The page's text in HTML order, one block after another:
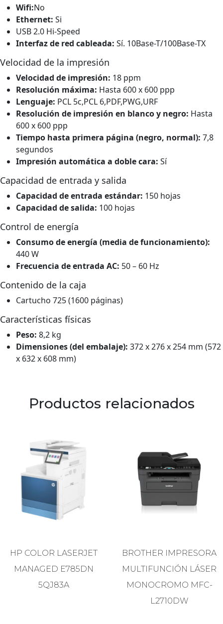
Wifi:No
Ethernet: Si
USB 2.0 Hi-Speed
Interfaz de red cableada: Sí. 10Base-T/100Base-TX
Velocidad de la impresión
Velocidad de impresión: 18 ppm
Resolución máxima: Hasta 600 x 600 ppp
Lenguaje: PCL 5c,PCL 6,PDF,PWG,URF
Resolución de impresión en blanco y negro: Hasta
600 x 600 ppp
Tiempo hasta primera página (negro, normal): 7,8
segundos
Impresión automática a doble cara: Sí
Capacidad de entrada y salida
Capacidad de entrada estándar: 150 hojas
Capacidad de salida: 100 hojas
Control de energía
Consumo de energía (media de funcionamiento):
440 W
Frecuencia de entrada AC: 50 – 60 Hz
Contenido de la caja
Cartucho 725 (1600 páginas)
Características físicas
Peso: 8,2 kg
Dimensiones (del embalaje): 372 x 276 x 254 mm (572
x 632 x 608 mm)
Productos relacionados
HP COLOR LASERJET
MANAGED E785DN
5QJ83A
BROTHER IMPRESORA
MULTIFUNCIÓN LÁSER
MONOCROMO MFC-
L2710DW